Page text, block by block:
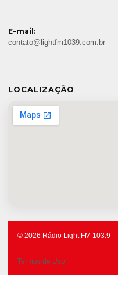
E-mail:
contato@lightfm1039.com.br
LOCALIZAÇÃO
© 2026 Rádio Light FM 103.9 -
Termos de Uso